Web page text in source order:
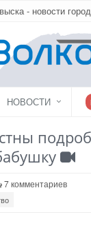
- новости
НОВОСТИ
7 комментариев